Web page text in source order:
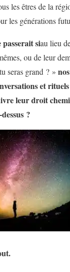
les êtres de la
les générations
passerait siau lieu
ou de leur
seras grand ? »
et
leur droit
?